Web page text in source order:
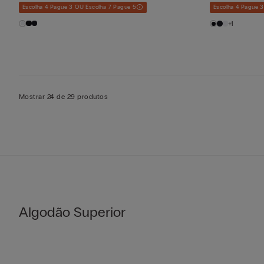
Escolha 4 Pague 3 OU Escolha 7 Pague 5 Escolha 4 Pague
+1
Mostrar 24 de 29 produtos
Algodão Superior